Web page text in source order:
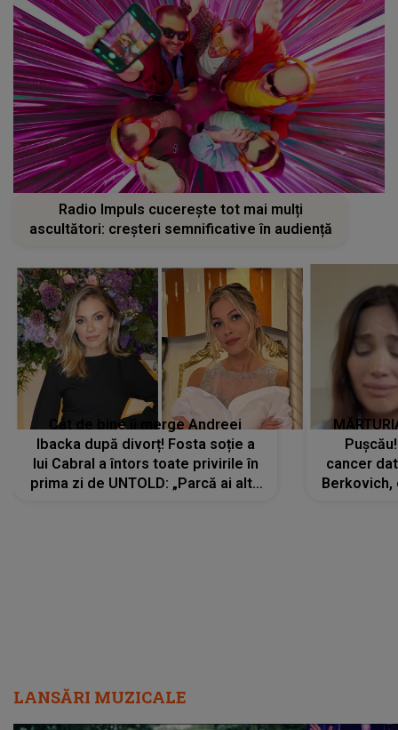
Radio Impuls cucerește tot mai mulți
ascultători: creșteri semnificative în audiență
Cât de bine îi merge Andreei
Ibacka după divorț! Fosta soție a
lui Cabral a întors toate privirile în
prima zi de UNTOLD: „Parcă ai altă
cancer
Berkovich,
LANSĂRI MUZICALE